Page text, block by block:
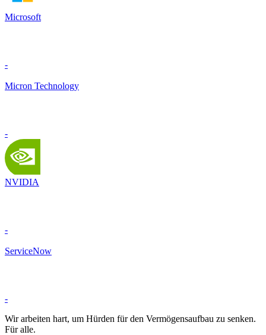
Microsoft
-
Micron Technology
-
NVIDIA
-
ServiceNow
-
Wir arbeiten hart, um Hürden für den Vermögensaufbau zu senken.
Für alle.